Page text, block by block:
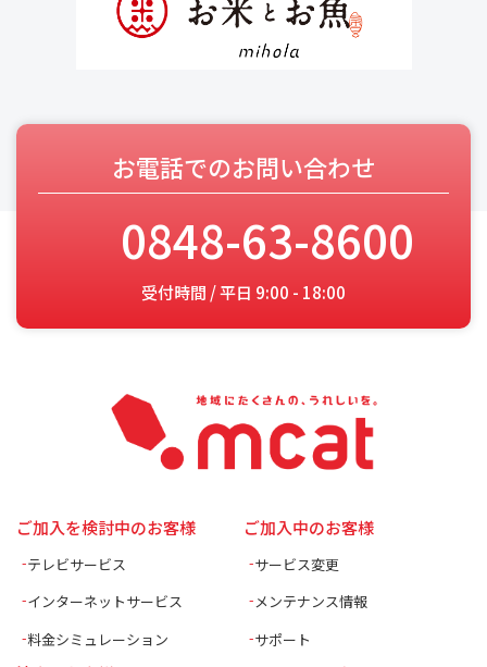
お電話でのお問い合わせ
0848-63-8600
受付時間 / 平日 9:00 - 18:00
ご加入を検討中のお客様
テレビサービス
インターネットサービス
料金シミュレーション
ご加入中のお客様
サービス変更
メンテナンス情報
サポート